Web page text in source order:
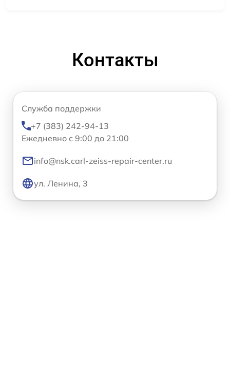
Контакты
Служба поддержки
+7 (383) 242-94-13
Ежедневно с 9:00 до 21:00
info@nsk.carl-zeiss-repair-center.ru
ул. Ленина, 3